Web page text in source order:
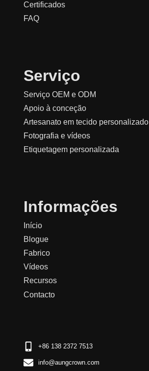
Certificados
FAQ
Serviço
Serviço OEM e ODM
Apoio à conceção
Artesanato em tecido personalizado
Fotografia e vídeos
Etiquetagem personalizada
Informações
Início
Blogue
Fabrico
Vídeos
Recursos
Contacto
+86 138 2372 7513
info@aungcrown.com